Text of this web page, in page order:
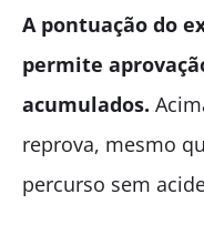
A pontuação do
permite
acumulados.
reprova, mesmo
percurso sem